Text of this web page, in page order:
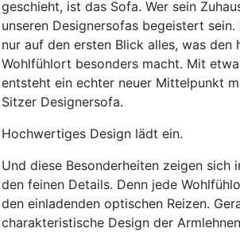
geschieht, ist das Sofa. Wer sein
unseren Designersofas begeistert
nur auf den ersten Blick alles, was den
Wohlfühlort besonders macht. Mit
entsteht ein echter neuer Mittelpunkt
Sitzer Designersofa.
Hochwertiges Design lädt ein.
Und diese Besonderheiten zeigen sich
den feinen Details. Denn jede
den einladenden optischen Reizen.
charakteristische Design der